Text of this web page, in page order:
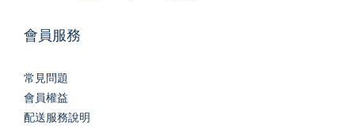
會員服務
常見問題
會員權益
配送服務說明